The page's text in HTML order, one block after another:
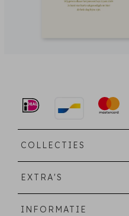
COLLECTIES
EXTRA'S
INFORMATIE